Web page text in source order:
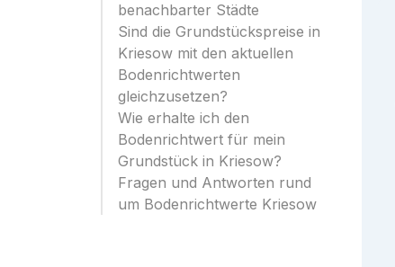
benachbarter Städte
Sind die Grundstückspreise in
Kriesow mit den aktuellen
Bodenrichtwerten
gleichzusetzen?
Wie erhalte ich den
Bodenrichtwert für mein
Grundstück in Kriesow?
Fragen und Antworten rund
um Bodenrichtwerte Kriesow